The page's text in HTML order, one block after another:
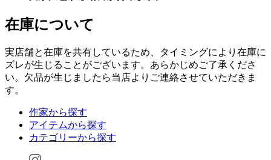
在庫について
実店舗と在庫を共有しているため、タイミングにより在庫に
ズレが生じることがございます。あらかじめご了承くださ
い。欠品が生じましたら当店よりご連絡させていただきま
す。
作家から探す
アイテムから探す
カテゴリーから探す